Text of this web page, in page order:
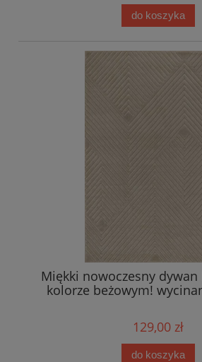
do koszyka
Miękki nowoczesny dywan
kolorze beżowym!
129,00 zł
do koszyka